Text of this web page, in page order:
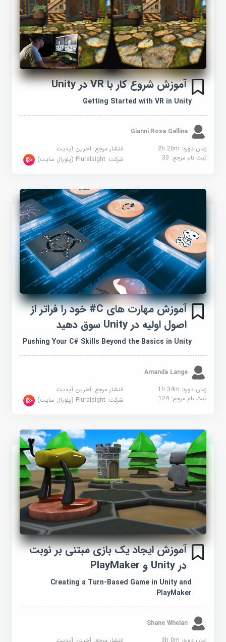
آموزش شروع کار با VR در Unity
Getting Started with VR in Unity
Gianni Rosa Gallina
زمان دوره: 2h 20m
انتشار مرجع:آخرین آپدیت
ثبت نام مرجع:33 شرکت:Pluralsight (پلورال سایت)
آموزش مهارت های C# خود را فراتر از
اصول اولیه در Unity سوق دهید
Pushing Your C# Skills Beyond the Basics in Unity
Amanda Lange
زمان دوره: 1h 34m
انتشار مرجع:آخرین آپدیت
ثبت نام مرجع:124 شرکت:Pluralsight (پلورال سایت)
آموزش ایجاد یک بازی مبتنی بر نوبت
در Unity و PlayMaker
Creating a Turn-Based Game in Unity and
PlayMaker
Shane Whelan